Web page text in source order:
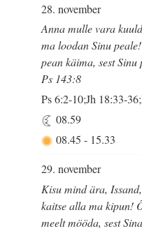
28. november
Anna mulle vara
ma loodan Sinu
pean käima, sest
Ps 143:8
Ps 6:2-10;Jh 18:33-
08.59
08.45- 15.33
29. november
Kisu mind ära,
kaitse alla ma kipun!
meelt mööda, sest